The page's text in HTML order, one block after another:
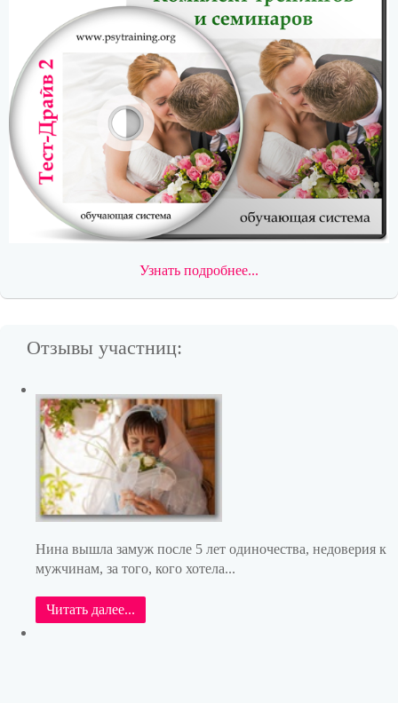
Узнать подробнее...
Отзывы участниц:
Нина вышла замуж после 5 лет одиночества, недоверия к
мужчинам, за того, кого хотела...
Читать далее...